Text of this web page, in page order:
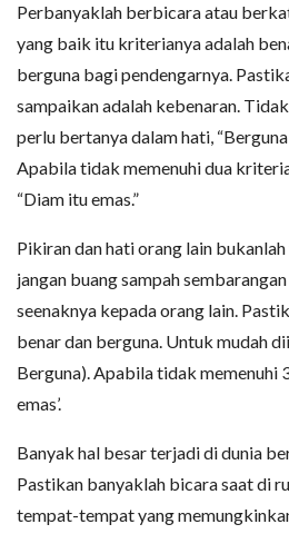
Perbanyaklah berbicara atau
yang baik itu kriterianya adalah
berguna bagi pendengarnya.
sampaikan adalah kebenaran.
perlu bertanya dalam hati,
Apabila tidak memenuhi dua
“Diam itu emas.”
Pikiran dan hati orang lain
jangan buang sampah
seenaknya kepada orang lain.
benar dan berguna. Untuk mudah
Berguna). Apabila tidak memenuhi
emas’.
Banyak hal besar terjadi di dunia
Pastikan banyaklah bicara saat di
tempat-tempat yang